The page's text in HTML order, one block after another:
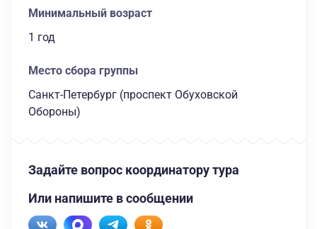
Минимальный возраст
1 год
Место сбора группы
Санкт-Петербург (проспект Обуховской
Обороны)
Задайте вопрос координатору тура
Или напишите в сообщении